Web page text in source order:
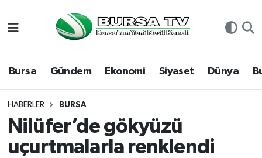
Bursa Gündem Ekonomi Siyaset Dünya
HABERLER BURSA
Nilüfer’de gökyüzü
uçurtmalarla renklendi
Bursa
Dünya
Eğitim
Hava Durumu
Namaz Vakitleri
Trafik Durumu